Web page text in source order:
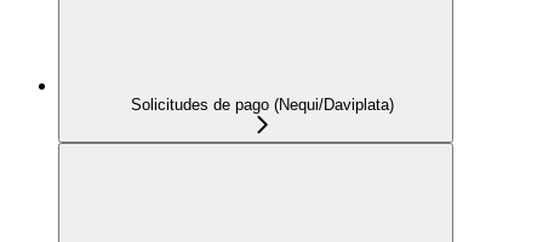
Solicitudes de pago (Nequi/Daviplata)